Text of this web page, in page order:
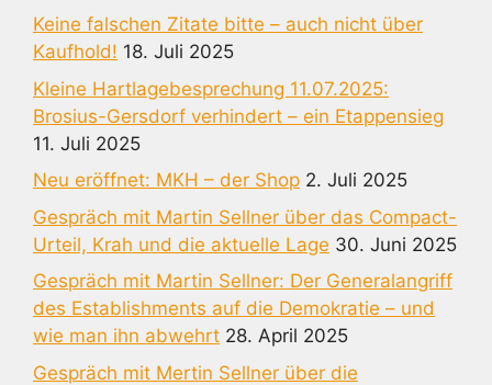
Keine falschen Zitate bitte – auch nicht über
Kaufhold! 18. Juli 2025
Kleine Hartlagebesprechung 11.07.2025:
Brosius-Gersdorf verhindert – ein Etappensieg
11. Juli 2025
Neu eröffnet: MKH – der Shop 2. Juli 2025
Gespräch mit Martin Sellner über das Compact-
Urteil, Krah und die aktuelle Lage 30. Juni 2025
Gespräch mit Martin Sellner: Der Generalangriff
des Establishments auf die Demokratie – und
wie man ihn abwehrt 28. April 2025
Gespräch mit Mertin Sellner über die